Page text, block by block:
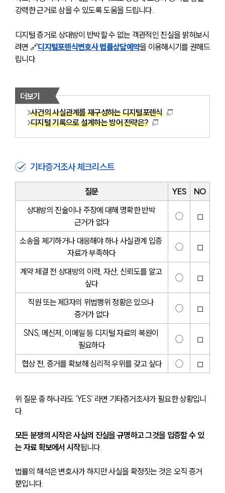
강력한 근거로 삼을 수 있도록 도움을 드립니다.
디지털 증거로 상대방이 반박할 수 없는 객관적인 진실을 밝혀보시
려면 🔗디지털포렌식변호사 법률상담예약을 이용해시기를 권해드
립니다.
더보기
사건의 사실관계를 재구성하는 디지털포렌식
디지털 기록으로 설계하는 방어 전략은?
기타증거조사 체크리스트
질문 YES
NO
상대방의 진술이나 주장에 대해 명확한 반박
근거가 없다
◯ ◻
소송을 제기하거나 대응해야 하나 사실관계 입증
자료가 부족하다
◯ ◻
계약 체결 전 상대방의 이력, 자산, 신뢰도를 알고
싶다
◯ ◻
직원 또는 제3자의 위법행위 정황은 있으나
증거가 없다
◯ ◻
SNS, 메신저, 이메일 등 디지털 자료의 복원이
필요하다
◯ ◻
협상 전, 증거를 확보해 심리적 우위를 갖고 싶다 ◯ ◻
위 질문 중 하나라도 ‘YES’ 라면 기타증거조사가 필요한 상황입니
다.
모든 분쟁의 시작은 사실의 진실을 규명하고 그것을 입증할 수 있
는 자료 확보에서 시작됩니다.
법률의 해석은 변호사가 하지만 사실을 확정짓는 것은 오직 증거
뿐입니다.